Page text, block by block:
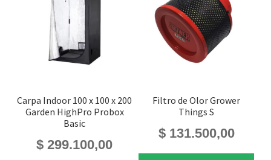
Carpa Indoor 100 x 100 x 200
Garden HighPro Probox
Basic
$ 299.100,00
Filtro de Olor Grower
Things S
$131.500,00